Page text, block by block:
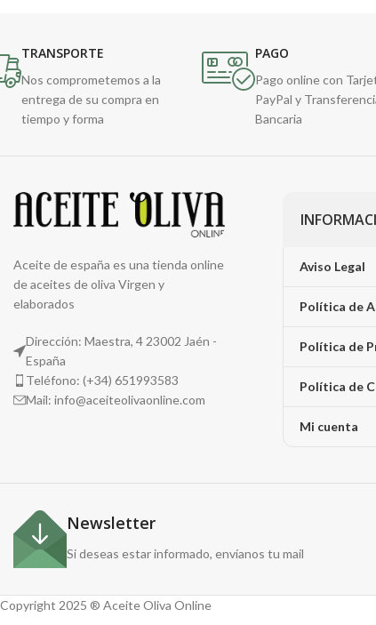
TRANSPORTE
Nos comprometemos a la
entrega de su compra en
tiempo y forma
PAGO
Pago online con
PayPal y
Bancaria
Aceite de españa es una tienda online
de aceites de oliva Virgen y
elaborados
Dirección: Maestra, 4 23002 Jaén -
España
Teléfono: (+34) 651993583
Mail: info@aceiteolivaonline.com
Aviso Legal
Política de
Política de
Política de
Mi cuenta
Newsletter
Si deseas estar informado, envíanos tu mail
Copyright 2025 ® Aceite Oliva Online